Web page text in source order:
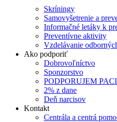
Skríningy
Samovyšetrenie a
Informačné letáky k
Preventívne aktivity
Vzdelávanie
Ako podporiť
Dobrovoľníctvo
Sponzorstvo
PODPORUJEM
2% z dane
Deň narcisov
Kontakt
Centrála a centrá